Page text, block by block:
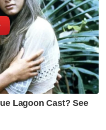
Lagoon Cast? See